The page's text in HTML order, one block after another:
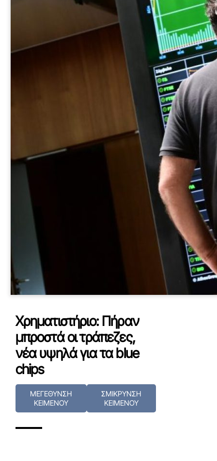
Χρηματιστήριο: Πήραν
μπροστά οι τράπεζες,
νέα υψηλά για τα blue
chips
ΜΕΓΕΘΥΝΣΗ
ΚΕΙΜΕΝΟΥ
ΣΜΙΚΡΥΝΣΗ
ΚΕΙΜΕΝΟΥ